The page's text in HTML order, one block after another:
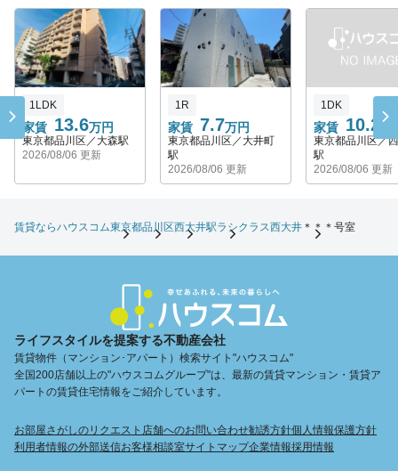
家賃 13.6万円
1LDK
東京都品川区／大森駅
2026/08/06 更新
家賃 7.7万円
1R
東京都品川区／大井町
駅
2026/08/06 更新
家賃 10.2 万
1DK
東京都品川区／
駅
2026/08/06 更新
賃貸ならハウスコム東京都品川区西大井駅ラシクラス西大井 ＊＊＊号室
ライフスタイルを提案する不動産会社
賃貸物件（マンション･アパート）検索サイト"ハウスコム"
全国200店舗以上の"ハウスコムグループ"は、最新の賃貸マンション・賃貸ア
パートの賃貸住宅情報をご紹介しています。
お部屋さがしのリクエスト 店舗へのお問い合わせ勧誘方針個人情報保護方針
利用者情報の外部送信お客様相談室サイトマップ企業情報採用情報